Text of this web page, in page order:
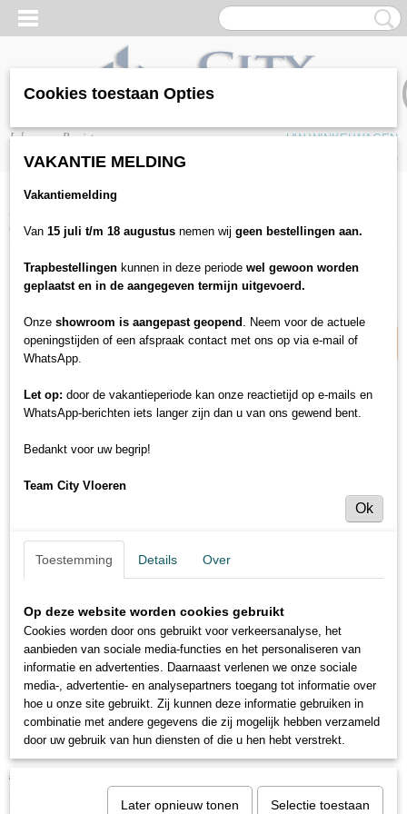
Inloggen Registreren
UW WINKELWAGEN
(0)
Home
672516 Chocolate
Heuga 725 - 672516 Chocolate
€ 18,79
Cookies toestaan Opties
VAKANTIE MELDING
Vakantiemelding
Van 15 juli t/m 18 augustus nemen wij geen bestellingen aan.
Trapbestellingen kunnen in deze periode wel gewoon worden
geplaatst en in de aangegeven termijn uitgevoerd.
Onze showroom is aangepast geopend . Neem voor de actuele
openingstijden of een afspraak contact met ons op via e-mail of
WhatsApp.
Let op: door de vakantieperiode kan onze reactietijd op e-mails en
WhatsApp-berichten iets langer zijn dan u van ons gewend bent.
Bedankt voor uw begrip!
Team City Vloeren
Ok
Toestemming Details Over
Op deze website worden cookies gebruikt
Cookies worden door ons gebruikt voor verkeersanalyse, het
aanbieden van sociale media-functies en het personaliseren van
informatie en advertenties. Daarnaast verlenen we onze sociale
media-, advertentie- en analysepartners toegang tot informatie over
hoe u onze site gebruikt. Zij kunnen deze informatie gebruiken in
combinatie met andere gegevens die zij mogelijk hebben verzameld
door uw gebruik van hun diensten of die u hen hebt verstrekt.
Later opnieuw tonen Selectie toestaan